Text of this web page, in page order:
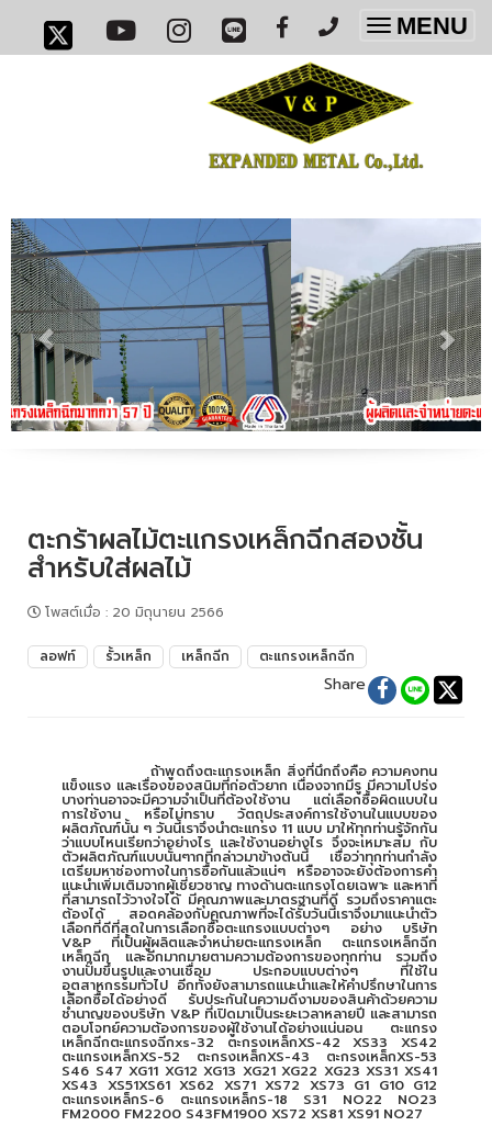
Toggle
MENU
ตะกร้าผลไม้ตะแกรงเหล็กฉีกสองชั้น
สำหรับใส่ผลไม้
โพสต์เมื่อ : 20 มิถุนายน 2566
ลอฟท์ รั้วเหล็ก เหล็กฉีก ตะแกรงเหล็กฉีก
Share
ถ้าพูดถึงตะแกรงเหล็ก สิ่งที่นึกถึงคือ ความคงทน
แข็งแรง และเรื่องของสนิมที่ก่อตัวยาก เนื่องจากมีรู มีความโปร่ง
บางท่านอาจจะมีความจำเป็นที่ต้องใช้งาน แต่เลือกซื้อผิดแบบใน
การใช้งาน หรือไม่ทราบ วัตถุประสงค์การใช้งานในแบบของ
ผลิตภัณฑ์นั้น ๆ วันนี้เราจึงนำตะแกรง 11 แบบ มาให้ทุกท่านรู้จักกัน
ว่าแบบไหนเรียกว่าอย่างไร และใช้งานอย่างไร จึงจะเหมาะสม กับ
ตัวผลิตภัณฑ์แบบนั้นๆากที่กล่าวมาข้างต้นนี้ เชื่อว่าทุกท่านกำลัง
เตรียมหาช่องทางในการซื้อกันแล้วแน่ๆ หรืออาจจะยังต้องการคำ
แนะนำเพิ่มเติมจากผู้เชี่ยวชาญ ทางด้านตะแกรงโดยเฉพาะ และหาที่
ที่สามารถไว้วางใจได้ มีคุณภาพและมาตรฐานที่ดี รวมถึงราคาแตะ
ต้องได้ สอดคล้องกับคุณภาพที่จะได้รับวันนี้เราจึงมาแนะนำตัว
เลือกที่ดีที่สุดในการเลือกซื้อตะแกรงแบบต่างๆ อย่าง บริษัท
V&P ที่เป็นผู้ผลิตและจำหน่ายตะแกรงเหล็ก ตะแกรงเหล็กฉีก
เหล็กฉีก และอีกมากมายตามความต้องการของทุกท่าน รวมถึง
งานปั๊มขึ้นรูปและงานเชื่อม ประกอบแบบต่างๆ ที่ใช้ใน
อุตสาหกรรมทั่วไป อีกทั้งยังสามารถแนะนำและให้คำปรึกษาในการ
เลือกซื้อได้อย่างดี รับประกันในความดีงามของสินค้าด้วยความ
ชำนาญของบริษัท V&P ที่เปิดมาเป็นระยะเวลาหลายปี และสามารถ
ตอบโจทย์ความต้องการของผู้ใช้งานได้อย่างแน่นอน ตะแกรง
เหล็กฉีกตะแกรงฉีกxs-32 ตะกรงเหล็กXS-42 XS33 XS42
ตะแกรงเหล็กXS-52 ตะกรงเหล็กXS-43 ตะกรงเหล็กXS-53
S46 S47 XG11 XG12 XG13 XG21 XG22 XG23 XS31 XS41
XS43 XS51XS61 XS62 XS71 XS72 XS73 G1 G10 G12
ตะแกรงเหล็กS-6 ตะแกรงเหล็กS-18 S31 NO22 NO23
FM2000 FM2200 S43FM1900 XS72 XS81 XS91 NO27